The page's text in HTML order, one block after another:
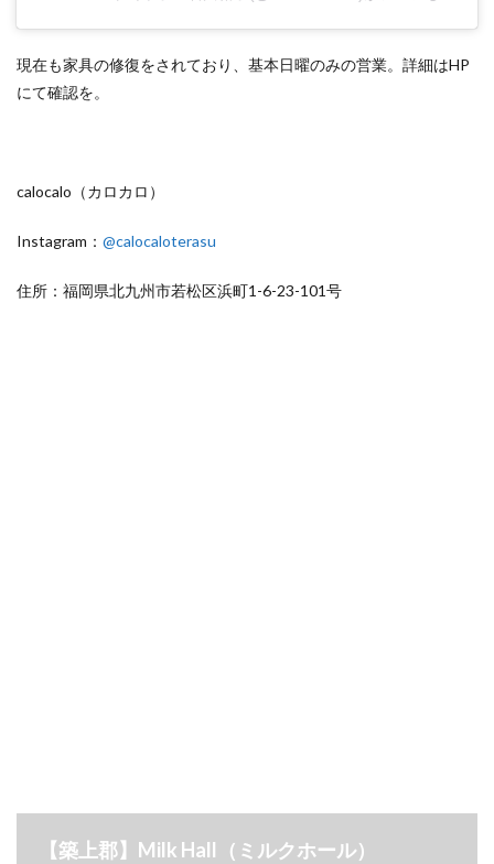
現在も家具の修復をされており、基本日曜のみの営業。詳細はHP
にて確認を。
calocalo（カロカロ）
Instagram： @calocaloterasu
住所：福岡県北九州市若松区浜町1-6-23-101号
【築上郡】Milk Hall（ミルクホール）